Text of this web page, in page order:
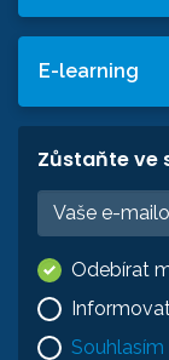
E-learning
Zůstaňte ve
Odebírat
Souhlasím